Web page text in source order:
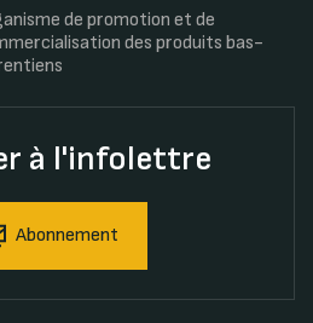
de promotion et de
des produits bas-
à l'infolettre
Abonnement